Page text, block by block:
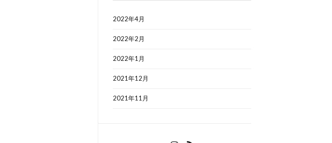
2022年4月
2022年2月
2022年1月
2021年12月
2021年11月